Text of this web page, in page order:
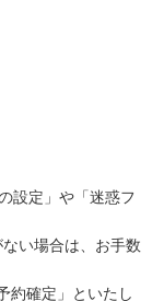
設定」や「迷惑フ
い場合は、お手数
約確定」といたし